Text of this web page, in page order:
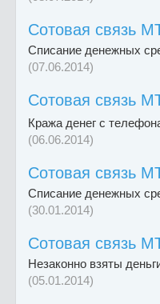
Сотовая связь
Списание денежных
(07.06.2014)
Сотовая связь
Кража денег с
(06.06.2014)
Сотовая связь
Списание денежных
(30.01.2014)
Сотовая связь
Незаконно взяты
(05.01.2014)